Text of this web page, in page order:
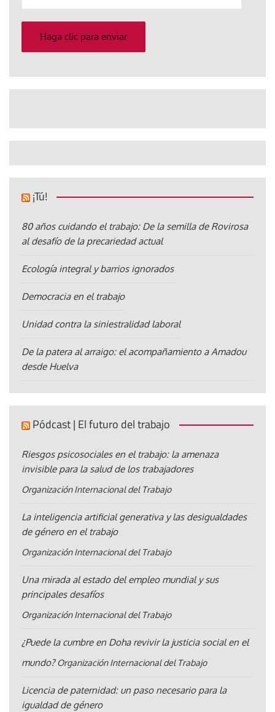
electrónico
Haga clic para enviar
¡Tú!
80 años cuidando el trabajo: De la semilla de Rovirosa
al desafío de la precariedad actual
Ecología integral y barrios ignorados
Democracia en el trabajo
Unidad contra la siniestralidad laboral
De la patera al arraigo: el acompañamiento a Amadou
desde Huelva
Pódcast | El futuro del trabajo
Riesgos psicosociales en el trabajo: la amenaza
invisible para la salud de los trabajadores
Organización Internacional del Trabajo
La inteligencia artificial generativa y las desigualdades
de género en el trabajo
Organización Internacional del Trabajo
Una mirada al estado del empleo mundial y sus
principales desafíos
Organización Internacional del Trabajo
¿Puede la cumbre en Doha revivir la justicia social en el
mundo? Organización Internacional del Trabajo
Licencia de paternidad: un paso necesario para la
igualdad de género